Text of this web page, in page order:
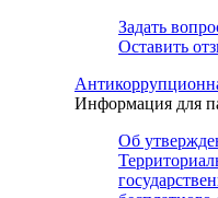
Задать
Оставить
Информация для
Об